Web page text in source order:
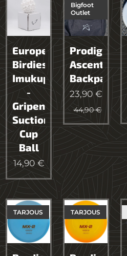
European
Birdies
Imukuppipallo
-
Gripen
Suction
Cup
Ball
14,90€
Prodigy
Ascent
Backpack
Bigfoot
Outlet
23,90 €
44,90€
TARJOUS TARJOUS